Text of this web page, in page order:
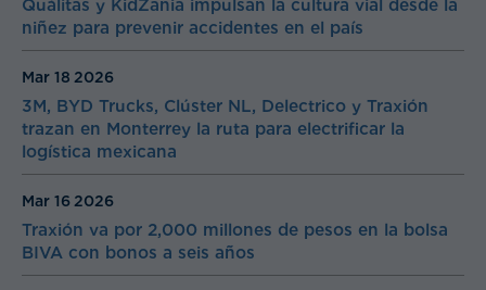
Quálitas y KidZania impulsan la cultura vial desde la
niñez para prevenir accidentes en el país
3M, BYD Trucks, Clúster NL, Delectrico y Traxión
trazan en Monterrey la ruta para electrificar la
logística mexicana
Mar 18 2026
Traxión va por 2,000 millones de pesos en la bolsa
BIVA con bonos a seis años
Mar 16 2026